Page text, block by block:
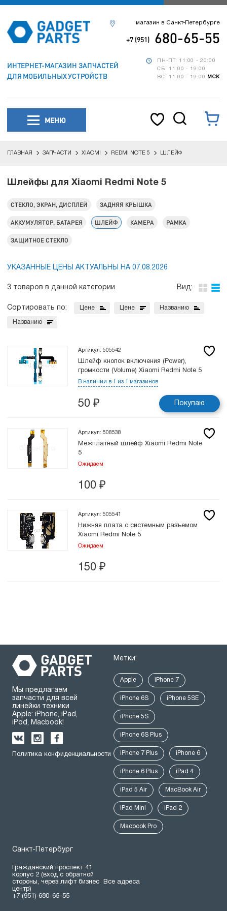
ИНТЕРНЕТ-МАГАЗИН ЗАПЧАСТЕЙ
ДЛЯ МОБИЛЬНЫХ УСТРОЙСТВ
ПН-ПТ: 11:00 - 20:00
СБ: 11:00 - 19:00
ВС: 11:00 - 19:00
МСК
магазин в Санкт-Петербурге
+7 (951) 680-65-55
МЕНЮ
ГЛАВНАЯ ЗАПЧАСТИ XIAOMI REDMI NOTE 5 ШЛЕЙФ
Шлейфы для Xiaomi Redmi Note 5
СТЕКЛО, ЭКРАН, ДИСПЛЕЙ ЗАДНЯЯ КРЫШКА
АККУМУЛЯТОР, БАТАРЕЯ ШЛЕЙФ КАМЕРА РАМКА
ЗАЩИТНОЕ СТЕКЛО
УКАЗАННЫЕ ЦЕНЫ АКТУАЛЬНЫ НА 07.08.2026
3 товаров в данной категории Вид:
Сортировать по: Цене Цене Названию
Названию
Артикул: 505542
Шлейф кнопок включения (Power),
громкости (Volume) Xiaomi Redmi Note 5
В наличии в 1 из 1 магазинов
50 ₽ Покупаю
Артикул: 508538
Межплатный шлейф Xiaomi Redmi Note
5
Ожидаем
100 ₽
Артикул: 505541
Нижняя плата с системным разъемом
Xiaomi Redmi Note 5
Ожидаем
150 ₽
Мы предлагаем
запчасти для всей
линейки техники
Apple: iPhone, iPad,
iPod, Macbook!
Политика конфиденциальности
Метки:
Apple iPhone 7
iPhone 6S iPhone 5SE
iPhone 5S
iPhone 6S Plus
iPhone 7 Plus iPhone 6
iPhone 6 Plus iPad 4
iPad 5 Air MacBook Air
iPad Mini iPad 2
Macbook Pro
Санкт-Петербург
Гражданский проспект 41
корпус 2 (вход с обратной
стороны, через лифт бизнес
центр)
+7 (951) 680-65-55
Все адреса